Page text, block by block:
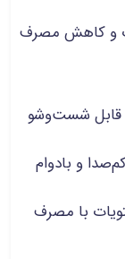
و کاهش مصرف
قابل شست‌وشو
و بادوام
با مصرف